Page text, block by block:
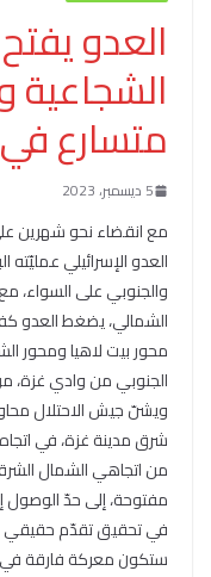
العدو
متسارع
5 ديسمبر، 2023
مع انقضاء نحو شهرين
العدو الإسرائيلي
والجنوبي على السواء،
الشمالي، يضغط العدو
محور بيت لاهيا ومحور
الجنوبي من وادي غزة،
ويشنّ جيش الاحتلال
شرق مدينة غزة، في
من اتجاهي الشمال
مفتوحة، إلى حدّ الوصول
في تحقيق تقدّم حقيقي
ستكون معركة فارقة في